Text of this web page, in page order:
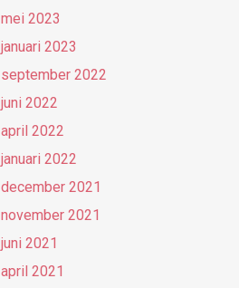
mei 2023
januari 2023
september 2022
juni 2022
april 2022
januari 2022
december 2021
november 2021
juni 2021
april 2021